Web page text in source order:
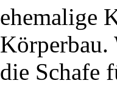
ehemalige
Körperbau.
die Schafe